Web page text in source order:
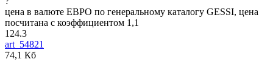
цена в валюте ЕВРО по генеральному каталогу GESSI, цена
посчитана с коэффициентом 1,1
124.3
art_54821
74,1 Кб